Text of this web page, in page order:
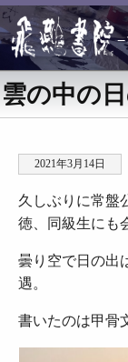
雲の中の
2021年3月14日
久しぶりに常盤
徳、同級生にも
曇り空で日の出
遇。
書いたのは甲骨